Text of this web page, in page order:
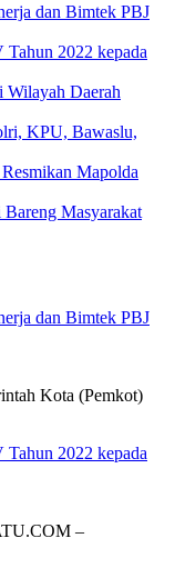
dan Bimtek PBJ
2022 kepada
Wilayah Daerah
KPU, Bawaslu,
Mapolda
Masyarakat
dan Bimtek PBJ
Kota (Pemkot)
2022 kepada
–